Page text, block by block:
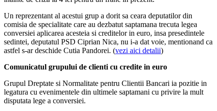
Un reprezentant al acestui grup a dorit sa ceara deputatilor din
comisia de specialitate care au dezbatut saptamana trecuta legea
conversiei aplicarea acesteia si creditelor in euro, insa presedintele
sedintei, deputatul PSD Ciprian Nica, nu i-a dat voie, mentionand ca
astfel s-ar deschide Cutia Pandorei. (vezi aici detalii)
Comunicatul grupului de clienti cu credite in euro
Grupul Dreptate si Normalitate pentru Clientii Bancari ia pozitie in
legatura cu evenimentele din ultimele saptamani cu privire la mult
disputata lege a conversiei.